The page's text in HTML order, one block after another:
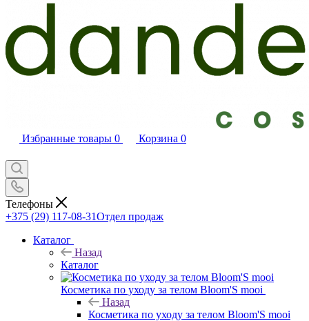
Избранные товары 0 Корзина 0
Телефоны
+375 (29) 117-08-31Отдел продаж
Каталог
Назад
Каталог
Косметика по уходу за телом Bloom'S mooi
Назад
Косметика по уходу за телом Bloom'S mooi